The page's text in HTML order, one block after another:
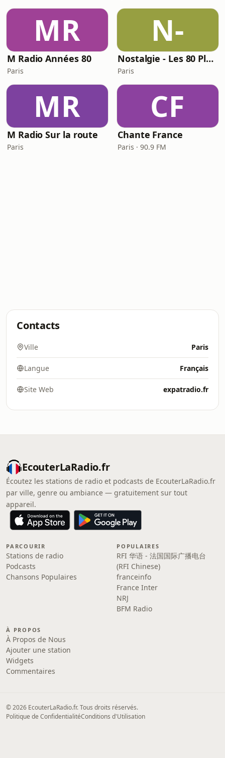
MR
M Radio Années 80
Paris
N-
Nostalgie - Les 80 Plus Grands Tubes 80
Paris
MR
M Radio Sur la route
Paris
CF
Chante France
Paris · 90.9 FM
Contacts
Ville Paris
Langue Français
Site Web expatradio.fr
EcouterLaRadio.fr
Écoutez les stations de radio et podcasts de EcouterLaRadio.fr
par ville, genre ou ambiance — gratuitement sur tout
appareil.
PARCOURIR
Stations de radio
Podcasts
Chansons Populaires
POPULAIRES
RFI 华语 - 法国国际广播电台
(RFI Chinese)
franceinfo
France Inter
NRJ
BFM Radio
À PROPOS
À Propos de Nous
Ajouter une station
Widgets
Commentaires
© 2026 EcouterLaRadio.fr. Tous droits réservés.
Politique de ConfidentialitéConditions d'Utilisation